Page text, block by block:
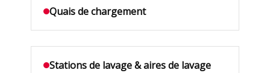
Quais de chargement
Stations de lavage & aires de lavage